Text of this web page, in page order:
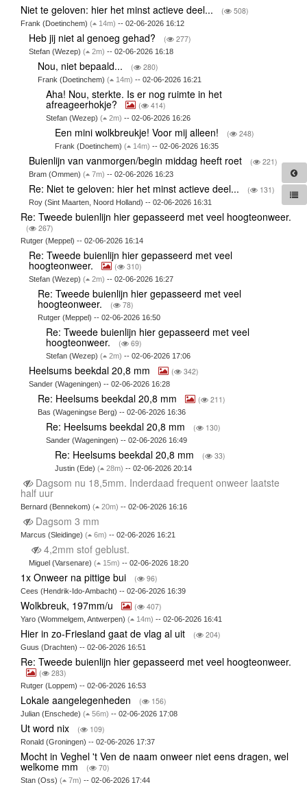
Niet te geloven: hier het minst actieve deel... ( 508)
Frank (Doetinchem) ( 14m) -- 02-06-2026 16:12
Heb jij niet al genoeg gehad? ( 277)
Stefan (Wezep)( 2m) -- 02-06-2026 16:18
Nou, niet bepaald... ( 280)
Frank (Doetinchem) ( 14m) -- 02-06-2026 16:21
Aha! Nou, sterkte. Is er nog ruimte in het
afreageerhokje? ( 414)
Stefan (Wezep)( 2m) -- 02-06-2026 16:26
Een mini wolkbreukje! Voor mij alleen! ( 248)
Frank (Doetinchem) ( 14m) -- 02-06-2026 16:35
Buienlijn van vanmorgen/begin middag heeft roet ( 221)
Bram (Ommen)( 7m) -- 02-06-2026 16:23
Re: Niet te geloven: hier het minst actieve deel... ( 131)
Roy (Sint Maarten, Noord Holland) -- 02-06-2026 16:31
Re: Tweede buienlijn hier gepasseerd met veel hoogteonweer.
( 267)
Rutger (Meppel) -- 02-06-2026 16:14
Re: Tweede buienlijn hier gepasseerd met veel
hoogteonweer. ( 310)
Stefan (Wezep)( 2m) -- 02-06-2026 16:27
Re: Tweede buienlijn hier gepasseerd met veel
hoogteonweer. ( 78)
Rutger (Meppel) -- 02-06-2026 16:50
Re: Tweede buienlijn hier gepasseerd met veel
hoogteonweer. ( 69)
Stefan (Wezep)( 2m) -- 02-06-2026 17:06
Heelsums beekdal 20,8 mm ( 342)
Sander (Wageningen) -- 02-06-2026 16:28
Re: Heelsums beekdal 20,8 mm ( 211)
Bas (Wageningse Berg) -- 02-06-2026 16:36
Re: Heelsums beekdal 20,8 mm ( 130)
Sander (Wageningen) -- 02-06-2026 16:49
Re: Heelsums beekdal 20,8 mm ( 33)
Justin (Ede) ( 28m) -- 02-06-2026 20:14
Dagsom nu 18,5mm. Inderdaad frequent onweer laatste
half uur
Bernard (Bennekom) ( 20m) -- 02-06-2026 16:16
Dagsom 3 mm
Marcus (Sleidinge) ( 6m) -- 02-06-2026 16:21
4,2mm stof geblust.
Miguel (Varsenare)( 15m) -- 02-06-2026 18:20
1x Onweer na pittige bui ( 96)
Cees (Hendrik-Ido-Ambacht) -- 02-06-2026 16:39
Wolkbreuk, 197mm/u ( 407)
Yaro (Wommelgem, Antwerpen) ( 14m) -- 02-06-2026 16:41
Hier in zo-Friesland gaat de vlag al uit ( 204)
Guus (Drachten) -- 02-06-2026 16:51
Re: Tweede buienlijn hier gepasseerd met veel hoogteonweer.
( 283)
Rutger (Loppem) -- 02-06-2026 16:53
Lokale aangelegenheden ( 156)
Julian (Enschede) ( 56m) -- 02-06-2026 17:08
Ut word nix ( 109)
Ronald (Groningen) -- 02-06-2026 17:37
Mocht in Veghel 't Ven de naam onweer niet eens dragen, wel
welkome mm ( 70)
Stan (Oss) ( 7m) -- 02-06-2026 17:44